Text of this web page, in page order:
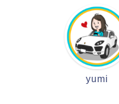
yumi